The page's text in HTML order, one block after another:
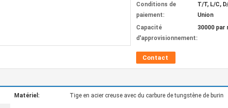
Conditions de
paiement:
T/T, L/C,
Union
Capacité
d'approvisionnement:
30000 par
Contact
Matériel: Tige en acier creuse avec du carbure de tungstène de burin